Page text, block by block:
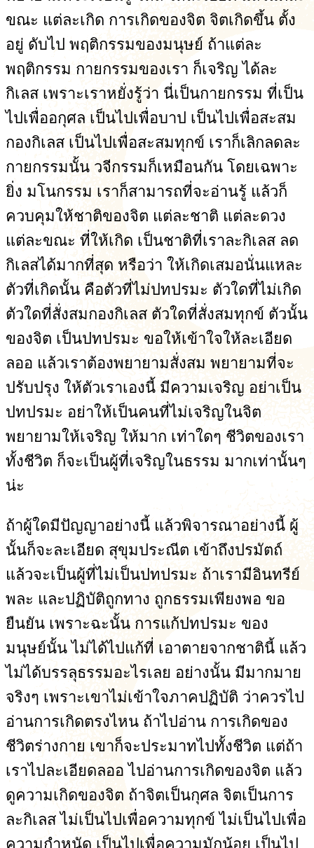
ขณะ แต่ละเกิด การเกิดของจิต จิตเกิดขึ้น ตั้ง
อยู่ ดับไป พฤติกรรมของมนุษย์ ถ้าแต่ละ
พฤติกรรม กายกรรมของเรา ก็เจริญ ได้ละ
กิเลส เพราะเราหยั่งรู้ว่า นี่เป็นกายกรรม ที่เป็น
ไปเพื่ออกุศล เป็นไปเพื่อบาป เป็นไปเพื่อสะสม
กองกิเลส เป็นไปเพื่อสะสมทุกข์ เราก็เลิกลดละ
กายกรรมนั้น วจีกรรมก็เหมือนกัน โดยเฉพาะ
ยิ่ง มโนกรรม เราก็สามารถที่จะอ่านรู้ แล้วก็
ควบคุมให้ชาติของจิต แต่ละชาติ แต่ละดวง
แต่ละขณะ ที่ให้เกิด เป็นชาติที่เราละกิเลส ลด
กิเลสได้มากที่สุด หรือว่า ให้เกิดเสมอนั่นแหละ
ตัวที่เกิดนั้น คือตัวที่ไม่ปทปรมะ ตัวใดที่ไม่เกิด
ตัวใดที่สั่งสมกองกิเลส ตัวใดที่สั่งสมทุกข์ ตัวนั้น
ของจิต เป็นปทปรมะ ขอให้เข้าใจให้ละเอียด
ลออ แล้วเราต้องพยายามสั่งสม พยายามที่จะ
ปรับปรุง ให้ตัวเราเองนี้ มีความเจริญ อย่าเป็น
ปทปรมะ อย่าให้เป็นคนที่ไม่เจริญในจิต
พยายามให้เจริญ ให้มาก เท่าใดๆ ชีวิตของเรา
ทั้งชีวิต ก็จะเป็นผู้ที่เจริญในธรรม มากเท่านั้นๆ
น่ะ
ถ้าผู้ใดมีปัญญาอย่างนี้ แล้วพิจารณาอย่างนี้ ผู้
นั้นก็จะละเอียด สุขุมประณีต เข้าถึงปรมัตถ์
แล้วจะเป็นผู้ที่ไม่เป็นปทปรมะ ถ้าเรามีอินทรีย์
พละ และปฏิบัติถูกทาง ถูกธรรมเพียงพอ ขอ
ยืนยัน เพราะฉะนั้น การแก้ปทปรมะ ของ
มนุษย์นั้น ไม่ได้ไปแก้ที่ เอาตายจากชาตินี้ แล้ว
ไม่ได้บรรลุธรรมอะไรเลย อย่างนั้น มีมากมาย
จริงๆ เพราะเขาไม่เข้าใจภาคปฏิบัติ ว่าควรไป
อ่านการเกิดตรงไหน ถ้าไปอ่าน การเกิดของ
ชีวิตร่างกาย เขาก็จะประมาทไปทั้งชีวิต แต่ถ้า
เราไปละเอียดลออ ไปอ่านการเกิดของจิต แล้ว
ดูความเกิดของจิต ถ้าจิตเป็นกุศล จิตเป็นการ
ละกิเลส ไม่เป็นไปเพื่อความทุกข์ ไม่เป็นไปเพื่อ
ความกำหนัด เป็นไปเพื่อความมักน้อย เป็นไป